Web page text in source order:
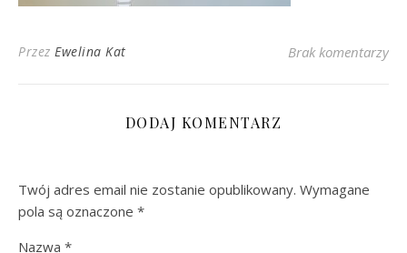
Przez Ewelina Kat Brak komentarzy
DODAJ KOMENTARZ
Twój adres email nie zostanie opublikowany. Wymagane
pola są oznaczone *
Nazwa *